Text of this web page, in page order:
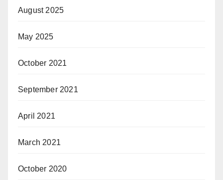
August 2025
May 2025
October 2021
September 2021
April 2021
March 2021
October 2020